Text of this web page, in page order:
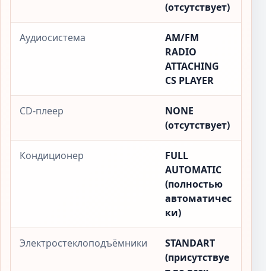
(отсутствует)
Аудиосистема
AM/FM
RADIO
ATTACHING
CS PLAYER
CD-плеер
NONE
(отсутствует)
Кондиционер
FULL
AUTOMATIC
(полностью
автоматичес
ки)
Электростеклоподъёмники
STANDART
(присутствуе